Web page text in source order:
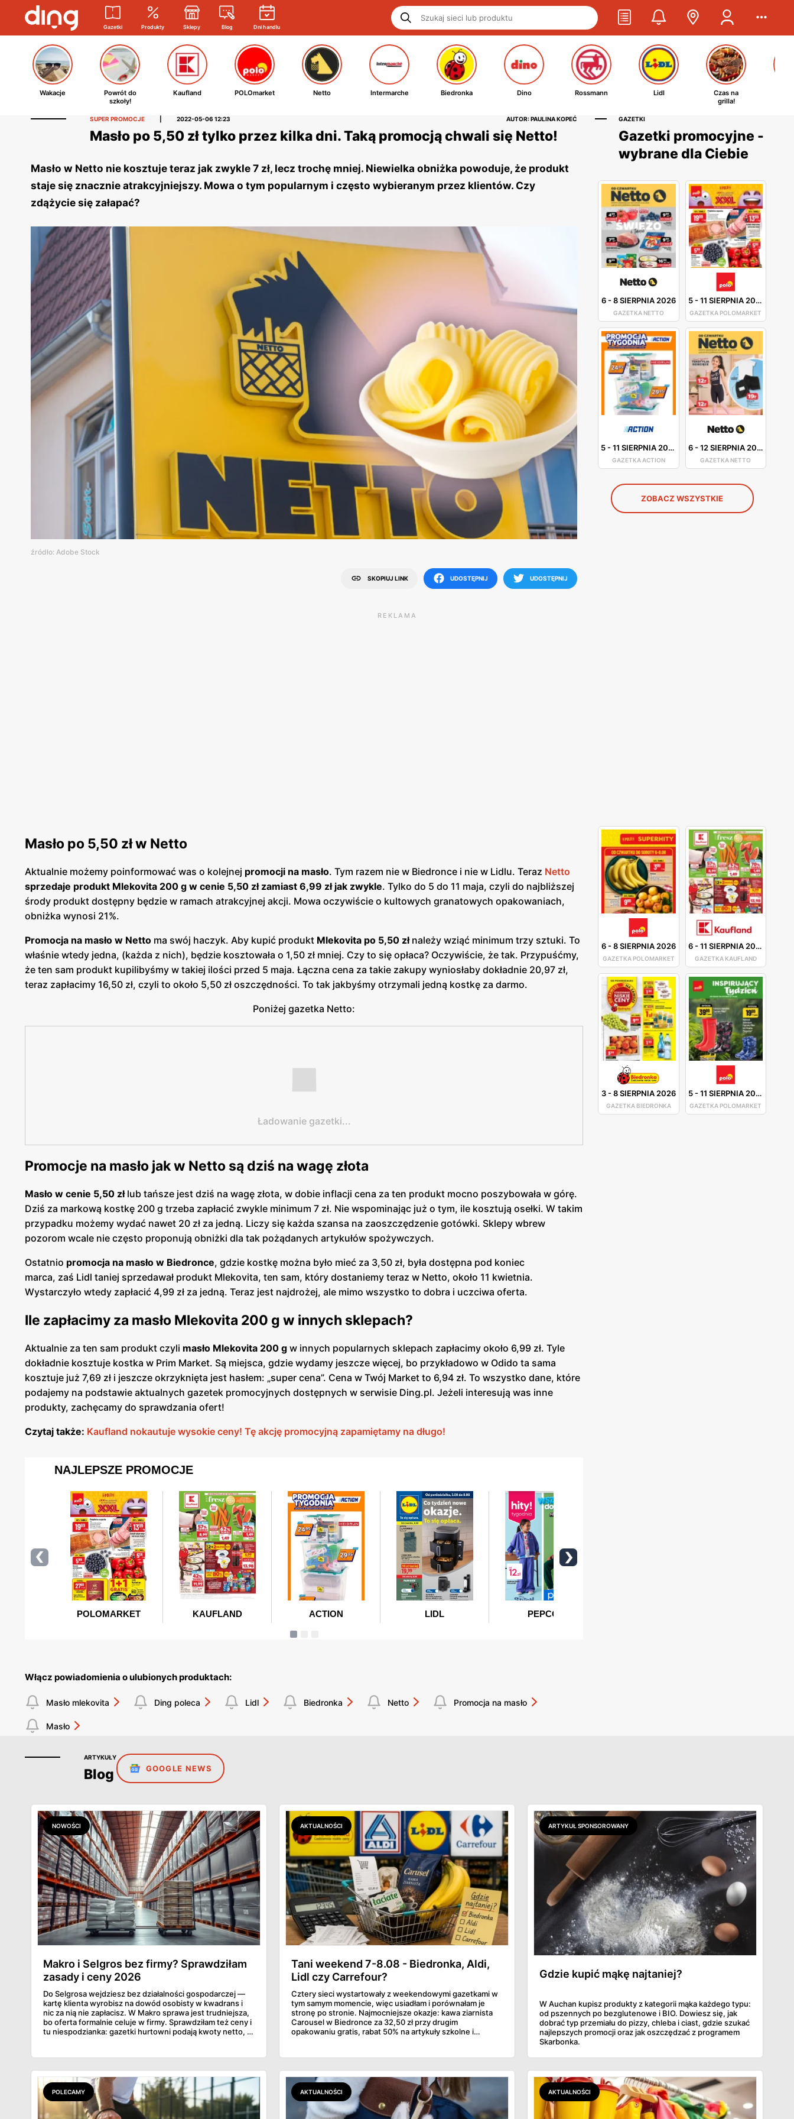
Gazetki Produkty Sklepy Blog Dni handlu
Wakacje
Powrót do
szkoły!
Kaufland POLOmarket Netto Intermarche Biedronka Dino Rossmann Lidl
Czas na
grilla!
SUPER PROMOCJE 2022-05-06 12:23 AUTOR: PAULINA KOPEĆ
Masło po 5,50 zł tylko przez kilka dni. Taką promocją chwali się Netto!
Masło w Netto nie kosztuje teraz jak zwykle 7 zł, lecz trochę mniej. Niewielka obniżka powoduje, że produkt
staje się znacznie atrakcyjniejszy. Mowa o tym popularnym i często wybieranym przez klientów. Czy
zdążycie się załapać?
źródło: Adobe Stock
SKOPIUJ LINK UDOSTĘPNIJ UDOSTĘPNIJ
GAZETKI
Gazetki promocyjne -
wybrane dla Ciebie
6-8 SIERPNIA 2026
GAZETKA NETTO
5-11 SIERPNIA 2026
GAZETKA POLOMARKET
5-11 SIERPNIA 2026
GAZETKA ACTION
6-12 SIERPNIA 2026
GAZETKA NETTO
ZOBACZ WSZYSTKIE
6-8 SIERPNIA 2026
GAZETKA POLOMARKET
6-11 SIERPNIA 2026
GAZETKA KAUFLAND
3-8 SIERPNIA 2026
GAZETKA BIEDRONKA
5-11 SIERPNIA 2026
GAZETKA POLOMARKET
REKLAMA
Masło po 5,50 zł w Netto
Aktualnie możemy poinformować was o kolejnej promocji na masło. Tym razem nie w Biedronce i nie w Lidlu. Teraz Netto
sprzedaje produkt Mlekovita 200 g w cenie 5,50 zł zamiast 6,99 zł jak zwykle. Tylko do 5 do 11 maja, czyli do najbliższej
środy produkt dostępny będzie w ramach atrakcyjnej akcji. Mowa oczywiście o kultowych granatowych opakowaniach,
obniżka wynosi 21%.
Promocja na masło w Netto ma swój haczyk. Aby kupić produkt Mlekovita po 5,50 złnależy wziąć minimum trzy sztuki. To
właśnie wtedy jedna, (każda z nich), będzie kosztowała o 1,50 zł mniej. Czy to się opłaca? Oczywiście, że tak. Przypuśćmy,
że ten sam produkt kupilibyśmy w takiej ilości przed 5 maja. Łączna cena za takie zakupy wyniosłaby dokładnie 20,97 zł,
teraz zapłacimy 16,50 zł, czyli to około 5,50 zł oszczędności. To tak jakbyśmy otrzymali jedną kostkę za darmo.
Poniżej gazetka Netto:
Ładowanie gazetki...
Promocje na masło jak w Netto są dziś na wagę złota
Masło w cenie 5,50 zł lub tańsze jest dziś na wagę złota, w dobie inflacji cena za ten produkt mocno poszybowała w górę.
Dziś za markową kostkę 200 g trzeba zapłacić zwykle minimum 7 zł. Nie wspominając już o tym, ile kosztują osełki. W takim
przypadku możemy wydać nawet 20 zł za jedną. Liczy się każda szansa na zaoszczędzenie gotówki. Sklepy wbrew
pozorom wcale nie często proponują obniżki dla tak pożądanych artykułów spożywczych.
Ostatnio promocja na masło w Biedronce, gdzie kostkę można było mieć za 3,50 zł, była dostępna pod koniec
marca, zaś Lidl taniej sprzedawał produkt Mlekovita, ten sam, który dostaniemy teraz w Netto, około 11 kwietnia.
Wystarczyło wtedy zapłacić 4,99 zł za jedną. Teraz jest najdrożej, ale mimo wszystko to dobra i uczciwa oferta.
Ile zapłacimy za masło Mlekovita 200 g w innych sklepach?
Aktualnie za ten sam produkt czyli masło Mlekovita 200 g w innych popularnych sklepach zapłacimy około 6,99 zł. Tyle
dokładnie kosztuje kostka w Prim Market. Są miejsca, gdzie wydamy jeszcze więcej, bo przykładowo w Odido ta sama
kosztuje już 7,69 zł i jeszcze okrzyknięta jest hasłem: „super cena”. Cena w Twój Market to 6,94 zł. To wszystko dane, które
podajemy na podstawie aktualnych gazetek promocyjnych dostępnych w serwisie Ding.pl. Jeżeli interesują was inne
produkty, zachęcamy do sprawdzania ofert!
Czytaj także: Kaufland nokautuje wysokie ceny! Tę akcję promocyjną zapamiętamy na długo!
Włącz powiadomienia o ulubionych produktach:
Masło mlekovita Ding poleca Lidl Biedronka Netto Promocja na masło
Masło
ARTYKUŁY
Blog GOOGLE NEWS
NOWOŚCI
Makro i Selgros bez firmy? Sprawdziłam
zasady i ceny 2026
Do Selgrosa wejdziesz bez działalności gospodarczej —
kartę klienta wyrobisz na dowód osobisty w kwadrans i
nic za nią nie zapłacisz. W Makro sprawa jest trudniejsza,
bo oferta formalnie celuje w firmy. Sprawdziłam też ceny i
tu niespodzianka: gazetki hurtowni podają kwoty netto, a
Makro ponad dwa razy więcej niż w weekendowej
promocji dyskontu.
AKTUALNOŚCI
Tani weekend 7-8.08 - Biedronka, Aldi,
Lidl czy Carrefour?
Cztery sieci wystartowały z weekendowymi gazetkami w
tym samym momencie, więc usiadłam i porównałam je
stronę po stronie. Najmocniejsze okazje: kawa ziarnista
Carousel w Biedronce za 32,50 zł przy drugim
opakowaniu gratis, rabat 50% na artykuły szkolne i
odpowiada masłem za 2,99 zł. Werdykt w skrócie:
najwięcej wyciśniesz z Biedronki, po świeże warzywa jedź
do Aldi.
ARTYKUŁ SPONSOROWANY
Gdzie kupić mąkę najtaniej?
W Auchan kupisz produkty z kategorii mąka każdego typu:
od pszennych po bezglutenowe i BIO. Dowiesz się, jak
dobrać typ przemiału do pizzy, chleba i ciast, gdzie szukać
najlepszych promocji oraz jak oszczędzać z programem
Skarbonka.
POLECAMY AKTUALNOŚCI AKTUALNOŚCI